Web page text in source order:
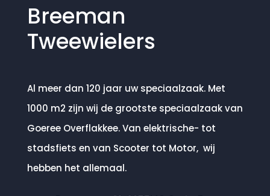
Breeman
Tweewielers
Al meer dan 120 jaar uw speciaalzaak. Met
1000 m2 zijn wij de grootste speciaalzaak van
Goeree Overflakkee. Van elektrische- tot
stadsfiets en van Scooter tot Motor, wij
hebben het allemaal.